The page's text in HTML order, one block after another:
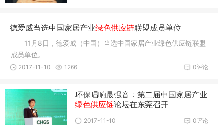
德爱威当选中国家居产业绿色供应链联盟成员单位
11月8日，德爱威（中国）当选中国家居产业绿色供应链联盟
成员单位。
0评论
2017-11-10 1266
环保唱响最强音：第二届中国家居产业
绿色供应链论坛在东莞召开
0评论
2017-11-10